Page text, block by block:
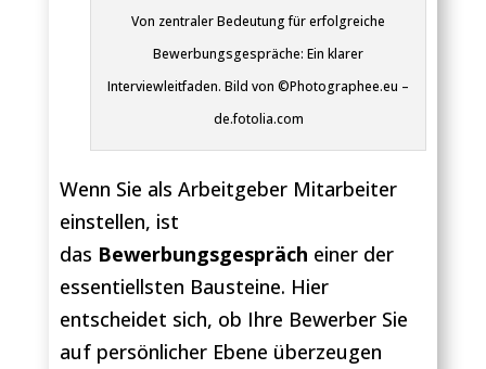
Von zentraler Bedeutung für erfolgreiche
Bewerbungsgespräche: Ein klarer
Interviewleitfaden. Bild von ©Photographee.eu –
de.fotolia.com
Wenn Sie als Arbeitgeber Mitarbeiter
einstellen, ist
das Bewerbungsgespräch einer der
essentiellsten Bausteine. Hier
entscheidet sich, ob Ihre Bewerber Sie
auf persönlicher Ebene überzeugen